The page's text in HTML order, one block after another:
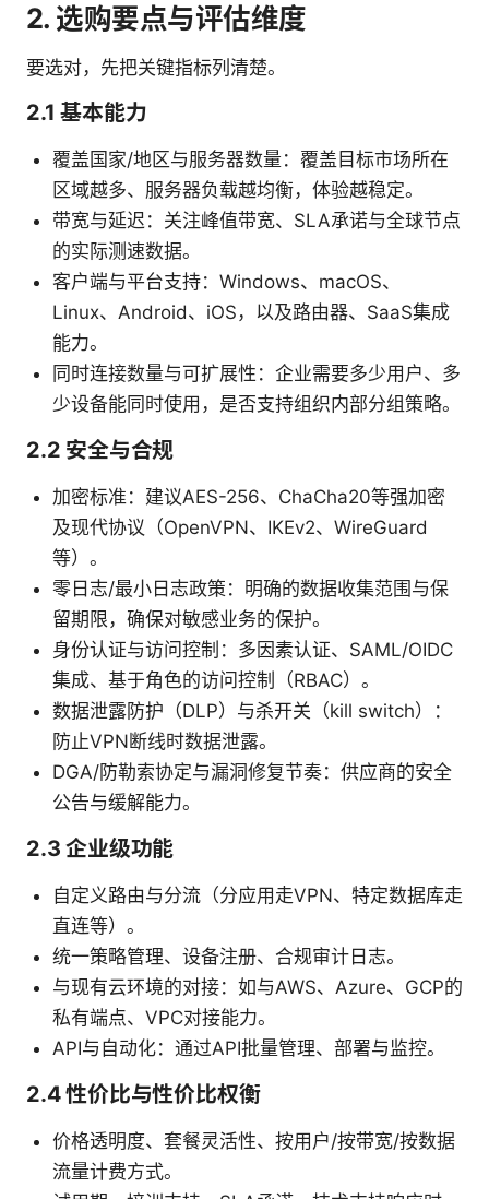
2. 选购要点与评估维度
要选对，先把关键指标列清楚。
2.1 基本能力
覆盖国家/地区与服务器数量：覆盖目标市场所在
区域越多、服务器负载越均衡，体验越稳定。
带宽与延迟：关注峰值带宽、SLA承诺与全球节点
的实际测速数据。
客户端与平台支持：Windows、macOS、
Linux、Android、iOS，以及路由器、SaaS集成
能力。
同时连接数量与可扩展性：企业需要多少用户、多
少设备能同时使用，是否支持组织内部分组策略。
2.2 安全与合规
加密标准：建议AES-256、ChaCha20等强加密
及现代协议（OpenVPN、IKEv2、WireGuard
等）。
零日志/最小日志政策：明确的数据收集范围与保
留期限，确保对敏感业务的保护。
身份认证与访问控制：多因素认证、SAML/OIDC
集成、基于角色的访问控制（RBAC）。
数据泄露防护（DLP）与杀开关（kill switch）：
防止VPN断线时数据泄露。
DGA/防勒索协定与漏洞修复节奏：供应商的安全
公告与缓解能力。
2.3 企业级功能
自定义路由与分流（分应用走VPN、特定数据库走
直连等）。
统一策略管理、设备注册、合规审计日志。
与现有云环境的对接：如与AWS、Azure、GCP的
私有端点、VPC对接能力。
API与自动化：通过API批量管理、部署与监控。
2.4 性价比与性价比权衡
价格透明度、套餐灵活性、按用户/按带宽/按数据
流量计费方式。